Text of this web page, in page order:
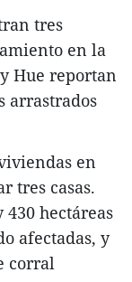
tres
en la
Hue reportan
arrastrados
en
tres casas.
430 hectáreas
afectadas, y
corral